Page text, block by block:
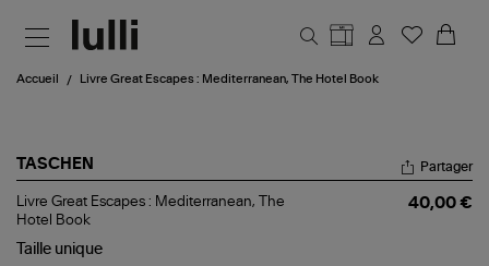
Accueil Livre Great Escapes : Mediterranean, The Hotel Book
TASCHEN
Livre
Great
Partager
Livre Great Escapes : Mediterranean, The
Hotel Book
40,00 €
Taille unique